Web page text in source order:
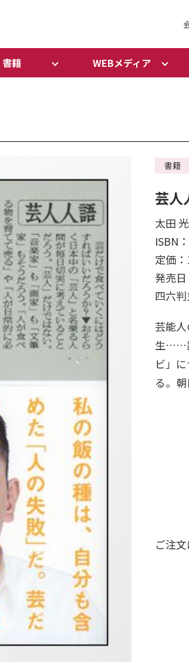
書籍 WEBメディア
書籍
芸人
太田
ISBN
定価：
発売
四六
芸能
生……
ビ」
る。
ご注